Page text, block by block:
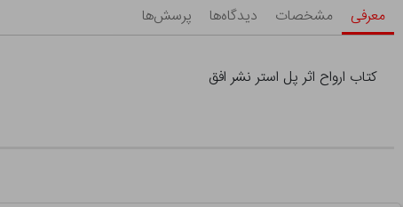
معرفی مشخصات دیدگاه‌ها پرسش‌ها
کتاب ارواح اثر پل استر نشر افق